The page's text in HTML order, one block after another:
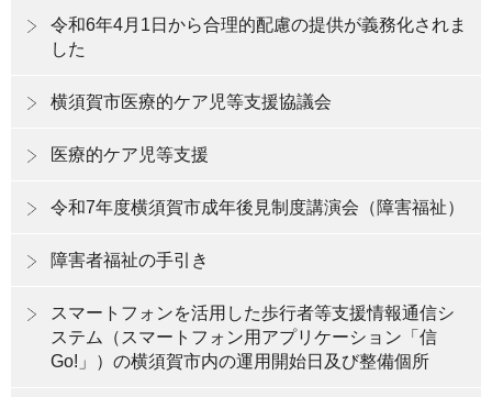
令和6年4月1日から合理的配慮の提供が義務化されま
した
横須賀市医療的ケア児等支援協議会
医療的ケア児等支援
令和7年度横須賀市成年後見制度講演会（障害福祉）
障害者福祉の手引き
スマートフォンを活用した歩行者等支援情報通信シ
ステム（スマートフォン用アプリケーション「信
Go!」）の横須賀市内の運用開始日及び整備個所